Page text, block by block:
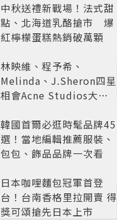
戒？
中秋送禮新戰場！法式甜
點、北海道乳酪搶市 爆
紅檸檬蛋糕熱銷破萬顆
林映維、程予希、
Melinda、J.Sheron四星
相會Acne Studios大曬
韓國首爾必逛時髦品牌45
選！當地編輯推薦服裝、
包包、飾品品牌一次看
日本咖哩麵包冠軍首登
台！台南香格里拉開賣 得
獎可頌搶先日本上市